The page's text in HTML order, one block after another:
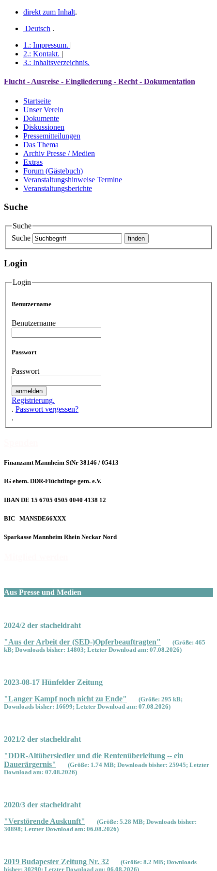
direkt zum Inhalt.
Deutsch .
1.: Impressum. |
2.: Kontakt. |
3.: Inhaltsverzeichnis.
Flucht - Ausreise - Eingliederung - Recht - Dokumentation
Startseite
Unser Verein
Dokumente
Diskussionen
Pressemitteilungen
Das Thema
Archiv Presse / Medien
Extras
Forum (Gästebuch)
Veranstaltungshinweise Termine
Veranstaltungsberichte
Suche
Suche
Suche
Login
Login
Benutzername
Benutzername
Passwort
Passwort
Registrierung.
. Passwort vergessen?
.
Finanzamt Mannheim StNr 38146 / 05413
IG ehem. DDR-Flüchtlinge gem. e.V.
IBAN DE 15 6705 0505 0040 4138 12
BIC MANSDE66XXX
Sparkasse Mannheim Rhein Neckar Nord
Aus Presse und Medien
2024/2 der stacheldraht
"Aus der Arbeit der (SED-)Opferbeauftragten"
(Größe: 465
kB; Downloads bisher: 14803; Letzter Download am: 07.08.2026)
2023-08-17 Hünfelder Zeitung
"Langer Kampf noch nicht zu Ende"
(Größe: 295 kB;
Downloads bisher: 16699; Letzter Download am: 07.08.2026)
2021/2 der stacheldraht
"DDR-Altübersiedler und die Rentenüberleitung -- ein
Dauerärgernis"
(Größe: 1.74 MB; Downloads bisher: 25945; Letzter
Download am: 07.08.2026)
2020/3 der stacheldraht
"Verstörende Auskunft"
(Größe: 5.28 MB; Downloads bisher:
30898; Letzter Download am: 06.08.2026)
2019 Budapester Zeitung Nr. 32
(Größe: 8.2 MB; Downloads
bisher: 30290; Letzter Download am: 06.08.2026)